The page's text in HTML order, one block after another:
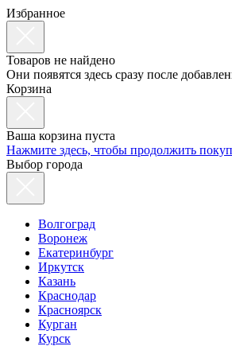
Избранное
Товаров не найдено
Они появятся здесь сразу после
Корзина
Ваша корзина пуста
Нажмите здесь, чтобы продолжить
Выбор города
Волгоград
Воронеж
Екатеринбург
Иркутск
Казань
Краснодар
Красноярск
Курган
Курск